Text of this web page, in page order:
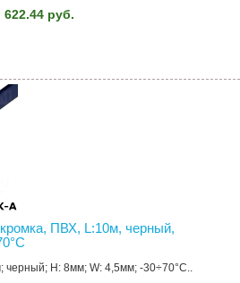
622.44 руб.
ПВХ, L:10м, черный,
H: 8мм; W: 4,5мм; -30÷70°C..